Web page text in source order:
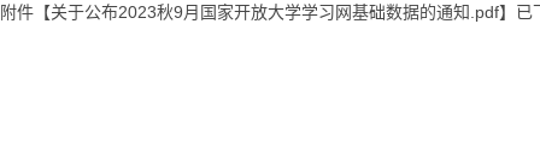
附件【关于公布2023秋9月国家开放大学学习网基础数据的通知.pdf】已